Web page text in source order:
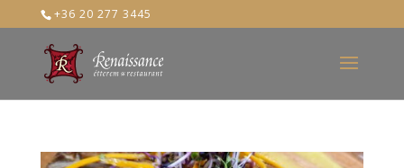
+36 20 277 3445